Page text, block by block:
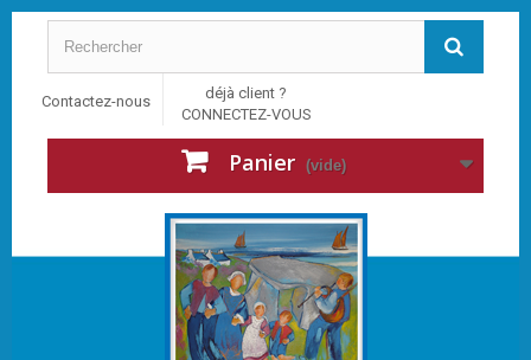
Contactez-nous
déjà client ?
CONNECTEZ-VOUS
Panier (vide)